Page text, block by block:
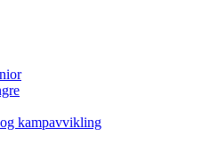
kampavvikling